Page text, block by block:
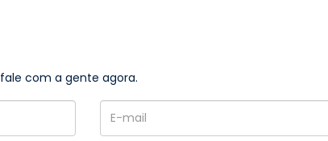
fale com a gente agora.